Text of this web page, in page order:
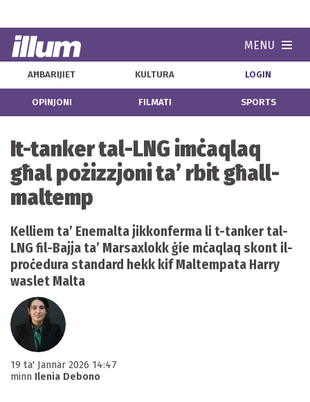
MENU
AĦBARIJIET KULTURA LOGIN
OPINJONI FILMATI SPORTS
It-tanker tal-LNG imċaqlaq
għal pożizzjoni ta’ rbit għall-
maltemp
Kelliem ta’ Enemalta jikkonferma li t-tanker tal-
LNG fil-Bajja ta’ Marsaxlokk ġie mċaqlaq skont il-
proċedura standard hekk kif Maltempata Harry
waslet Malta
19 ta' Jannar 2026 14:47
minn Ilenia Debono